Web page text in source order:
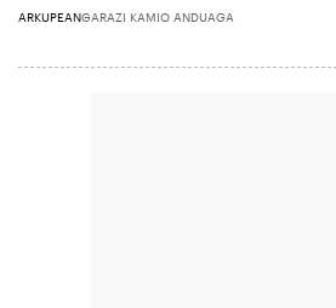
ARKUPEANGARAZI KAMIO ANDUAGA